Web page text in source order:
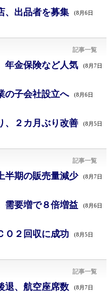
、出品者を募集 (8月6日
記事一覧
年金保険など人気 (8月7日
の子会社設立へ (8月6日
、２カ月ぶり改善 (8月5日
記事一覧
半期の販売量減少 (8月7日
需要増で８倍増益 (8月6日
Ｏ２回収に成功 (8月5日
記事一覧
退、航空座席数 (8月7日